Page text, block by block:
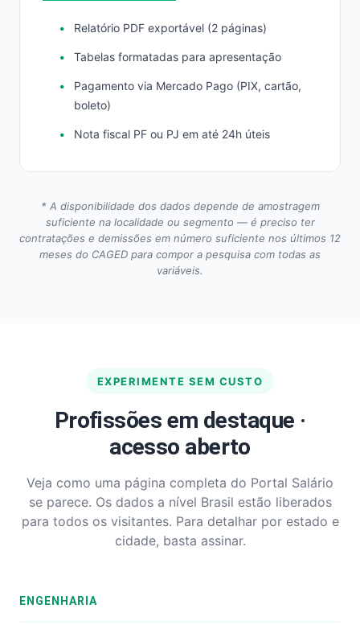
Relatório PDF exportável (2 páginas)
Tabelas formatadas para apresentação
Pagamento via Mercado Pago (PIX, cartão,
boleto)
Nota fiscal PF ou PJ em até 24h úteis
* A disponibilidade dos dados depende de amostragem
suficiente na localidade ou segmento — é preciso ter
contratações e demissões em número suficiente nos últimos 12
meses do CAGED para compor a pesquisa com todas as
variáveis.
EXPERIMENTE SEM CUSTO
Profissões em destaque ·
acesso aberto
Veja como uma página completa do Portal Salário
se parece. Os dados a nível Brasil estão liberados
para todos os visitantes. Para detalhar por estado e
cidade, basta assinar.
ENGENHARIA